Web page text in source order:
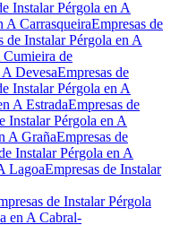
Instalar Pérgola en A
A CarrasqueiraEmpresas de
de Instalar Pérgola en A
Cumieira de
DevesaEmpresas de
Instalar Pérgola en A
A EstradaEmpresas de
Instalar Pérgola en A
A GrañaEmpresas de
Instalar Pérgola en A
LagoaEmpresas de Instalar
de Instalar Pérgola
en A Cabral-